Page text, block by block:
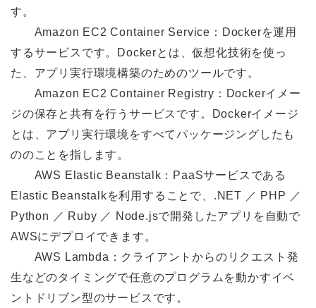
す。
Amazon EC2 Container Service：Dockerを運⽤
するサービスです。Dockerとは、仮想化技術を使っ
た、アプリ実⾏環境構築のためのツールです。
Amazon EC2 Container Registry：Dockerイメー
ジの保存と共有を⾏うサービスです。Dockerイメージ
とは、アプリ実⾏環境をすべてパッケージングしたも
ののことを指します。
AWS Elastic Beanstalk：PaaSサービスである
Elastic Beanstalkを利⽤することで、.NET ／ PHP ／
Python ／ Ruby ／ Node.jsで開発したアプリを⾃動で
AWSにデプロイできます。
AWS Lambda：クライアントからのリクエスト発
⽣などのタイミングで任意のプログラムを動かすイベ
ントドリブン型のサービスです。